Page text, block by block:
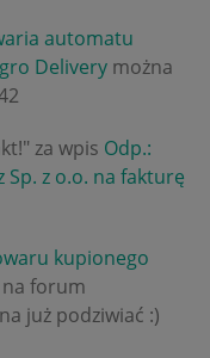
automatu
Delivery można
za wpis Odp.:
z o.o. na fakturę
kupionego
na forum
już podziwiać :)